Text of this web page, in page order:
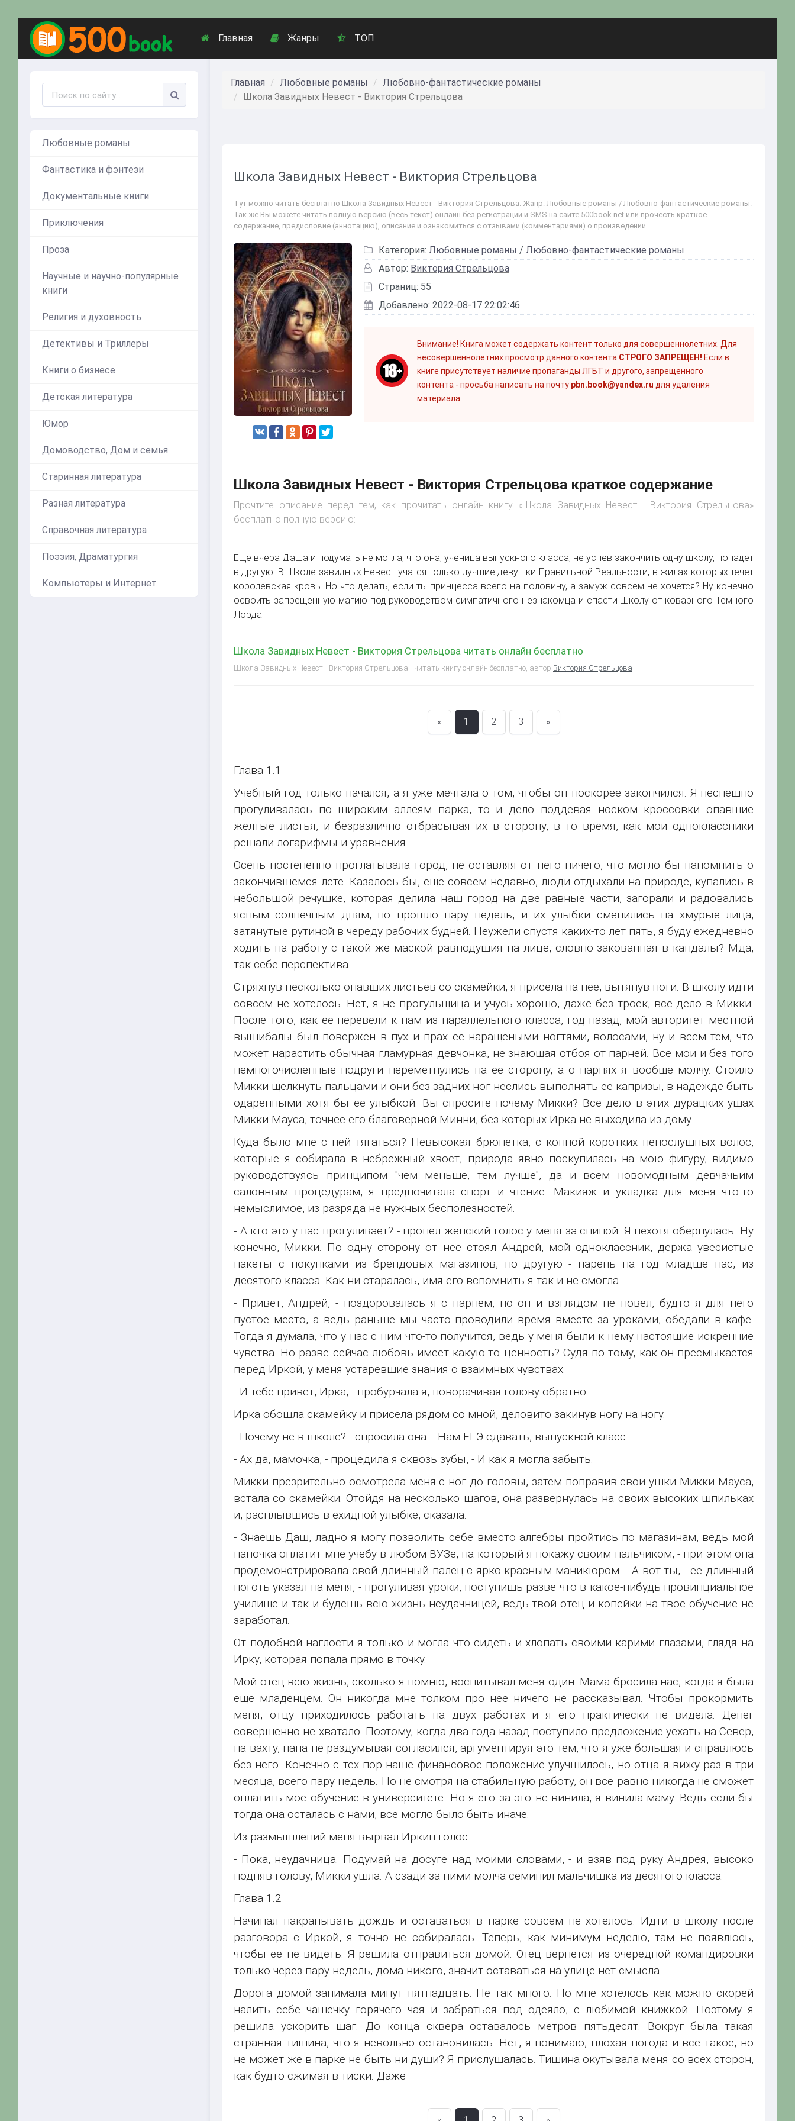
Главная Жанры ТОП
Любовные романы
Фантастика и фэнтези
Документальные книги
Приключения
Проза
Научные и научно-популярные
книги
Религия и духовность
Детективы и Триллеры
Книги о бизнесе
Детская литература
Юмор
Домоводство, Дом и семья
Старинная литература
Разная литература
Справочная литература
Поэзия, Драматургия
Компьютеры и Интернет
Главная Любовные романы
Любовно-фантастические романы
Школа Завидных Невест - Виктория Стрельцова
Школа Завидных Невест - Виктория Стрельцова
Тут можно читать бесплатно Школа Завидных Невест - Виктория Стрельцова. Жанр: Любовные романы / Любовно-фантастические романы.
Так же Вы можете читать полную версию (весь текст) онлайн без регистрации и SMS на сайте 500book.net или прочесть краткое
содержание, предисловие (аннотацию), описание и ознакомиться с отзывами (комментариями) о произведении.
Категория: Любовные романы / Любовно-фантастические романы
Автор: Виктория Стрельцова
Страниц: 55
Добавлено: 2022-08-17 22:02:46
Внимание! Книга может содержать контент только для совершеннолетних. Для
несовершеннолетних просмотр данного контента СТРОГО ЗАПРЕЩЕН! Если в
книге присутствует наличие пропаганды ЛГБТ и другого, запрещенного
контента - просьба написать на почту pbn.book@yandex.ru для удаления
материала
Школа Завидных Невест - Виктория Стрельцова краткое содержание
Прочтите описание перед тем, как прочитать онлайн книгу «Школа Завидных Невест - Виктория Стрельцова»
бесплатно полную версию:
Ещё вчера Даша и подумать не могла, что она, ученица выпускного класса, не успев закончить одну школу, попадет
в другую. В Школе завидных Невест учатся только лучшие девушки Правильной Реальности, в жилах которых течет
королевская кровь. Но что делать, если ты принцесса всего на половину, а замуж совсем не хочется? Ну конечно
освоить запрещенную магию под руководством симпатичного незнакомца и спасти Школу от коварного Темного
Лорда.
Школа Завидных Невест - Виктория Стрельцова читать онлайн бесплатно
Школа Завидных Невест - Виктория Стрельцова - читать книгу онлайн бесплатно, автор Виктория Стрельцова
« 1 2 3 »
Глава 1.1
Учебный год только начался, а я уже мечтала о том, чтобы он поскорее закончился. Я неспешно
прогуливалась по широким аллеям парка, то и дело поддевая носком кроссовки опавшие
желтые листья, и безразлично отбрасывая их в сторону, в то время, как мои одноклассники
решали логарифмы и уравнения.
Осень постепенно проглатывала город, не оставляя от него ничего, что могло бы напомнить о
закончившемся лете. Казалось бы, еще совсем недавно, люди отдыхали на природе, купались в
небольшой речушке, которая делила наш город на две равные части, загорали и радовались
ясным солнечным дням, но прошло пару недель, и их улыбки сменились на хмурые лица,
затянутые рутиной в череду рабочих будней. Неужели спустя каких-то лет пять, я буду ежедневно
ходить на работу с такой же маской равнодушия на лице, словно закованная в кандалы? Мда,
так себе перспектива.
Стряхнув несколько опавших листьев со скамейки, я присела на нее, вытянув ноги. В школу идти
совсем не хотелось. Нет, я не прогульщица и учусь хорошо, даже без троек, все дело в Микки.
После того, как ее перевели к нам из параллельного класса, год назад, мой авторитет местной
вышибалы был повержен в пух и прах ее наращеными ногтями, волосами, ну и всем тем, что
может нарастить обычная гламурная девчонка, не знающая отбоя от парней. Все мои и без того
немногочисленные подруги переметнулись на ее сторону, а о парнях я вообще молчу. Стоило
Микки щелкнуть пальцами и они без задних ног неслись выполнять ее капризы, в надежде быть
одаренными хотя бы ее улыбкой. Вы спросите почему Микки? Все дело в этих дурацких ушах
Микки Мауса, точнее его благоверной Минни, без которых Ирка не выходила из дому.
Куда было мне с ней тягаться? Невысокая брюнетка, с копной коротких непослушных волос,
которые я собирала в небрежный хвост, природа явно поскупилась на мою фигуру, видимо
руководствуясь принципом "чем меньше, тем лучше", да и всем новомодным девчачьим
салонным процедурам, я предпочитала спорт и чтение. Макияж и укладка для меня что-то
немыслимое, из разряда не нужных бесполезностей.
- А кто это у нас прогуливает? - пропел женский голос у меня за спиной. Я нехотя обернулась. Ну
конечно, Микки. По одну сторону от нее стоял Андрей, мой одноклассник, держа увесистые
пакеты с покупками из брендовых магазинов, по другую - парень на год младше нас, из
десятого класса. Как ни старалась, имя его вспомнить я так и не смогла.
- Привет, Андрей, - поздоровалась я с парнем, но он и взглядом не повел, будто я для него
пустое место, а ведь раньше мы часто проводили время вместе за уроками, обедали в кафе.
Тогда я думала, что у нас с ним что-то получится, ведь у меня были к нему настоящие искренние
чувства. Но разве сейчас любовь имеет какую-то ценность? Судя по тому, как он пресмыкается
перед Иркой, у меня устаревшие знания о взаимных чувствах.
- И тебе привет, Ирка, - пробурчала я, поворачивая голову обратно.
Ирка обошла скамейку и присела рядом со мной, деловито закинув ногу на ногу.
- Почему не в школе? - спросила она. - Нам ЕГЭ сдавать, выпускной класс.
- Ах да, мамочка, - процедила я сквозь зубы, - И как я могла забыть.
Микки презрительно осмотрела меня с ног до головы, затем поправив свои ушки Микки Мауса,
встала со скамейки. Отойдя на несколько шагов, она развернулась на своих высоких шпильках
и, расплывшись в ехидной улыбке, сказала:
- Знаешь Даш, ладно я могу позволить себе вместо алгебры пройтись по магазинам, ведь мой
папочка оплатит мне учебу в любом ВУЗе, на который я покажу своим пальчиком, - при этом она
продемонстрировала свой длинный палец с ярко-красным маникюром. - А вот ты, - ее длинный
ноготь указал на меня, - прогуливая уроки, поступишь разве что в какое-нибудь провинциальное
училище и так и будешь всю жизнь неудачницей, ведь твой отец и копейки на твое обучение не
заработал.
От подобной наглости я только и могла что сидеть и хлопать своими карими глазами, глядя на
Ирку, которая попала прямо в точку.
Мой отец всю жизнь, сколько я помню, воспитывал меня один. Мама бросила нас, когда я была
еще младенцем. Он никогда мне толком про нее ничего не рассказывал. Чтобы прокормить
меня, отцу приходилось работать на двух работах и я его практически не видела. Денег
совершенно не хватало. Поэтому, когда два года назад поступило предложение уехать на Север,
на вахту, папа не раздумывая согласился, аргументируя это тем, что я уже большая и справлюсь
без него. Конечно с тех пор наше финансовое положение улучшилось, но отца я вижу раз в три
месяца, всего пару недель. Но не смотря на стабильную работу, он все равно никогда не сможет
оплатить мое обучение в университете. Но я его за это не винила, я винила маму. Ведь если бы
тогда она осталась с нами, все могло было быть иначе.
Из размышлений меня вырвал Иркин голос:
- Пока, неудачница. Подумай на досуге над моими словами, - и взяв под руку Андрея, высоко
подняв голову, Микки ушла. А сзади за ними молча семинил мальчишка из десятого класса.
Глава 1.2
Начинал накрапывать дождь и оставаться в парке совсем не хотелось. Идти в школу после
разговора с Иркой, я точно не собиралась. Теперь, как минимум неделю, там не появлюсь,
чтобы ее не видеть. Я решила отправиться домой. Отец вернется из очередной командировки
только через пару недель, дома никого, значит оставаться на улице нет смысла.
Дорога домой занимала минут пятнадцать. Не так много. Но мне хотелось как можно скорей
налить себе чашечку горячего чая и забраться под одеяло, с любимой книжкой. Поэтому я
решила ускорить шаг. До конца сквера оставалось метров пятьдесят. Вокруг была такая
странная тишина, что я невольно остановилась. Нет, я понимаю, плохая погода и все такое, но
не может же в парке не быть ни души? Я прислушалась. Тишина окутывала меня со всех сторон,
как будто сжимая в тиски. Даже